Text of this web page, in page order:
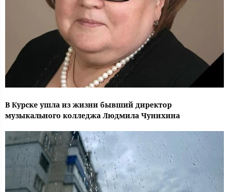
В Курске ушла из жизни бывший директор
музыкального колледжа Людмила Чунихина